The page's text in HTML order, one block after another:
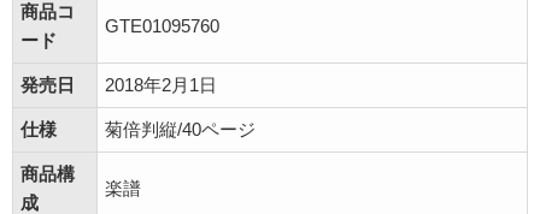
商品コ
ード
GTE01095760
発売日 2018年2月1日
仕様 菊倍判縦/40ページ
商品構
成
楽譜